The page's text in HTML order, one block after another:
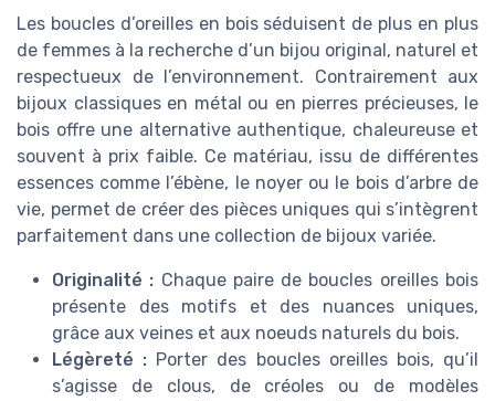
Les boucles d’oreilles en bois séduisent de plus en plus
de femmes à la recherche d’un bijou original, naturel et
respectueux de l’environnement. Contrairement aux
bijoux classiques en métal ou en pierres précieuses, le
bois offre une alternative authentique, chaleureuse et
souvent à prix faible. Ce matériau, issu de différentes
essences comme l’ébène, le noyer ou le bois d’arbre de
vie, permet de créer des pièces uniques qui s’intègrent
parfaitement dans une collection de bijoux variée.
Originalité : Chaque paire de boucles oreilles bois
présente des motifs et des nuances uniques,
grâce aux veines et aux noeuds naturels du bois.
Légèreté : Porter des boucles oreilles bois, qu’il
s’agisse de clous, de créoles ou de modèles